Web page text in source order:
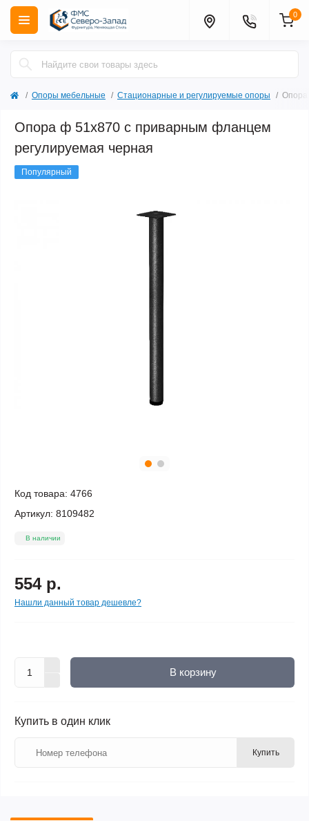
0
Опоры мебельные Стационарные и регулируемые опоры Опора
Опора ф 51х870 с приварным фланцем
регулируемая черная
Популярный
Код товара: 4766
Артикул: 8109482
В наличии
554 р.
Нашли данный товар дешевле?
В корзину
Купить в один клик
Купить